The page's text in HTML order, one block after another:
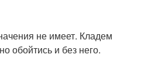
не имеет. Кладем
обойтись и без него.